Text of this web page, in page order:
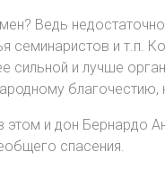
Ведь
и т.п.
и лучше
и дон Бернардо
спасения.